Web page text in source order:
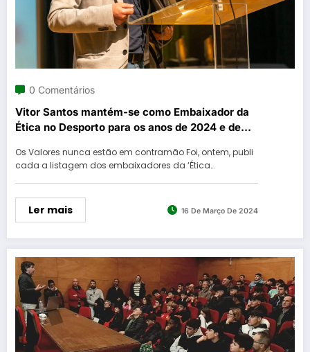
0 Comentários
Vitor Santos mantém-se como Embaixador da
Ética no Desporto para os anos de 2024 e de
Os Valores nunca estão em contramão Foi, ontem, publi
cada a listagem dos embaixadores da ‘Ética…
Ler mais 16 De Março De 2024